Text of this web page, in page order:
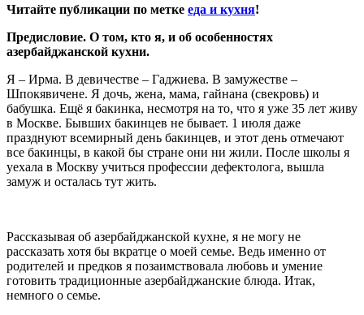
Читайте публикации по метке еда и кухня!
Предисловие. О том, кто я, и об особенностях
азербайджанской кухни.
Я – Ирма. В девичестве – Гаджиева. В замужестве –
Шпокявичене. Я дочь, жена, мама, гайнана (свекровь) и
бабушка. Ещё я бакинка, несмотря на то, что я уже 35 лет живу
в Москве. Бывших бакинцев не бывает. 1 июля даже
празднуют всемирный день бакинцев, и этот день отмечают
все бакинцы, в какой бы стране они ни жили. После школы я
уехала в Москву учиться профессии дефектолога, вышла
замуж и осталась тут жить.
Рассказывая об азербайджанской кухне, я не могу не
рассказать хотя бы вкратце о моей семье. Ведь именно от
родителей и предков я позаимствовала любовь и умение
готовить традиционные азербайджанские блюда. Итак,
немного о семье.